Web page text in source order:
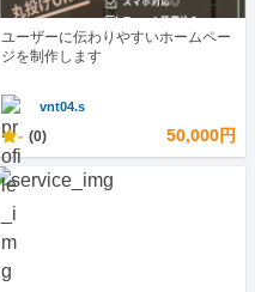
ユーザーに伝わりやすいホームペー
ジを制作します
vnt04.s
- (0) 50,000円